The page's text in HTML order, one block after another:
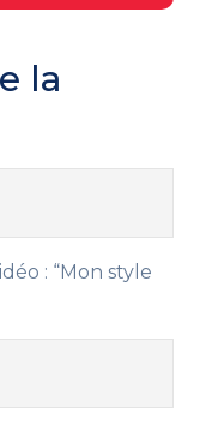
la
: “Mon style